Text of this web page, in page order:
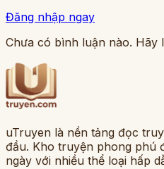
Đăng nhập ngay
Chưa có bình luận nào. Hãy
uTruyen là nền tảng đọc
đầu. Kho truyện phong phú
ngày với nhiều thể loại hấp